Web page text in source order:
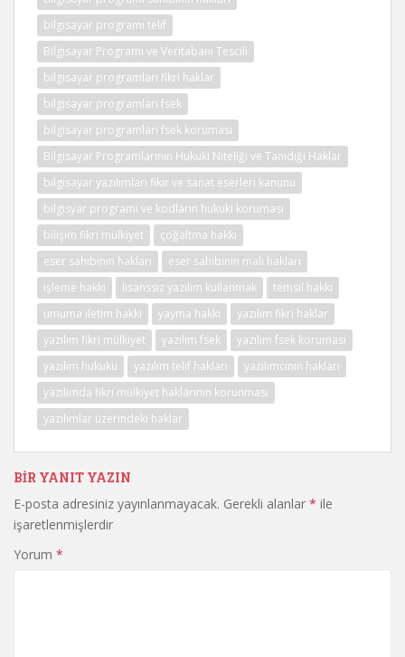
bilgisayar programı telif
Bilgisayar Programı ve Veritabanı Tescili
bilgisayar programları fikri haklar
bilgisayar programları fsek
bilgisayar programları fsek koruması
Bilgisayar Programlarının Hukuki Niteliği ve Tanıdığı Haklar
bilgisayar yazılımları fikir ve sanat eserleri kanunu
bilgisyar programı ve kodların hukuki koruması
bilişim fikri mülkiyet
çoğaltma hakkı
eser sahibinin hakları
eser sahibinin mali hakları
işleme hakkı
lisanssız yazılım kullanmak
temsil hakkı
umuma iletim hakkı
yayma hakkı
yazılım fikri haklar
yazılım fikri mülkiyet
yazılım fsek
yazılım fsek koruması
yazılım hukuku
yazılım telif hakları
yazılımcının hakları
yazılımda fikri mülkiyet haklarının korunması
yazılımlar üzerindeki haklar
BIR YANIT YAZIN
E-posta adresiniz yayınlanmayacak. Gerekli alanlar * ile
işaretlenmişlerdir
Yorum *